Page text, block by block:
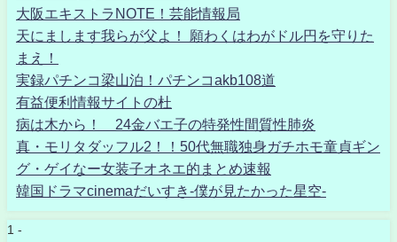
大阪エキストラNOTE！芸能情報局
天にまします我らが父よ！ 願わくはわがドル円を守りた
まえ！
実録パチンコ梁山泊！パチンコakb108道
有益便利情報サイトの杜
病は木から！ 24金バエ子の特発性間質性肺炎
真・モリタダッフル2！！50代無職独身ガチホモ童貞ギン
グ・ゲイなー女装子オネエ的まとめ速報
韓国ドラマcinemaだいすき-僕が見たかった星空-
1 -